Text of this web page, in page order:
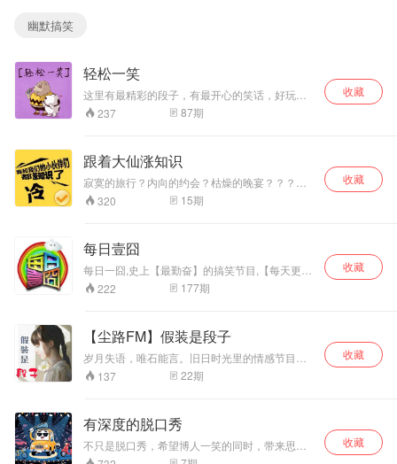
幽默搞笑
轻松一笑
这里有最精彩的段子，有最开心的笑话，好玩又
轻松，全在轻松一笑 微博：载玄Y 欢迎加入《轻
松一笑》听友群， 群号码：164990185
237 87期
收藏
跟着大仙涨知识
寂寞的旅行？内向的约会？枯燥的晚宴？？？有
了大仙儿的冷知识，立刻告别冷场，让你成为当
之无愧的话题王，异性眼中的焦点！！
320 15期
收藏
每日壹囧
每日一囧,史上【最勤奋】的搞笑节目,【每天更
新】不见不散 !
222 177期
收藏
【尘路FM】假装是段子
岁月失语，唯石能言。旧日时光里的情感节目，
抖落了偶尔抽风丢的段子。 V公众平台：
chenlufm 听友群：92861395（备注来源）
137 22期
收藏
有深度的脱口秀
不只是脱口秀，希望博人一笑的同时，带来思
考。
收藏